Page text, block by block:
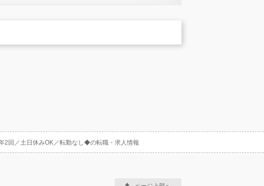
2回／土日休みOK／転勤なし◆の転職・求人情報